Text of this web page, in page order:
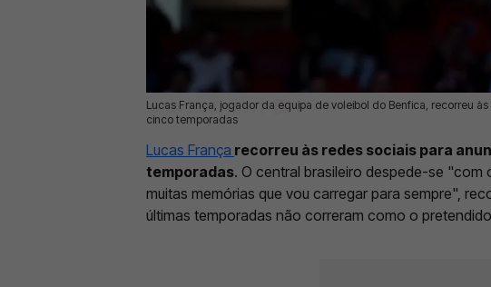
Lucas França, jogador da equipa de voleibol do Benfica, recorreu
cinco temporadas
19 Mai 2026 | 12:54 | 0
Lucas França recorreu às redes sociais para
temporadas. O central brasileiro despede-se
muitas memórias que vou carregar para sempre",
últimas temporadas não correram como o